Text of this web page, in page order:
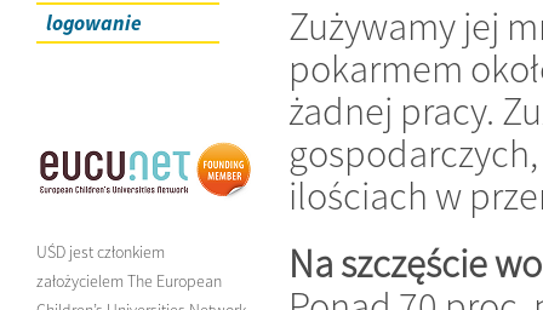
logowanie
UŚD jest członkiem
założycielem The European
Zużywamy jej
pokarmem
żadnej pracy.
ilościach w
Na szczęście